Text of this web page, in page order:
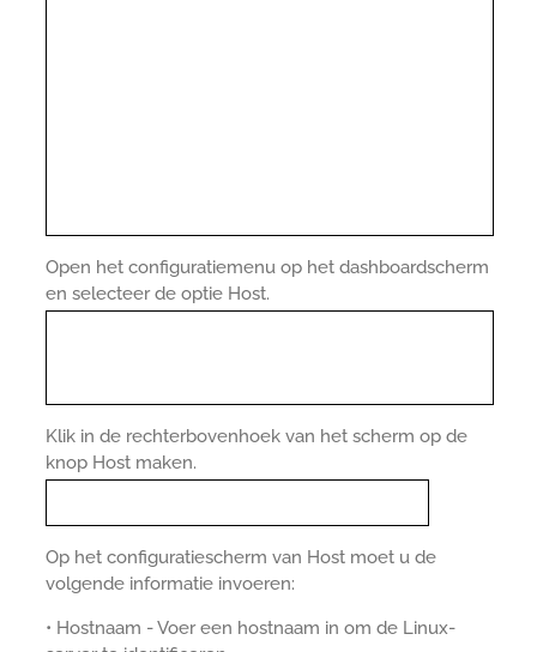
Open het configuratiemenu op het dashboardscherm
en selecteer de optie Host.
Klik in de rechterbovenhoek van het scherm op de
knop Host maken.
Op het configuratiescherm van Host moet u de
volgende informatie invoeren:
• Hostnaam - Voer een hostnaam in om de Linux-